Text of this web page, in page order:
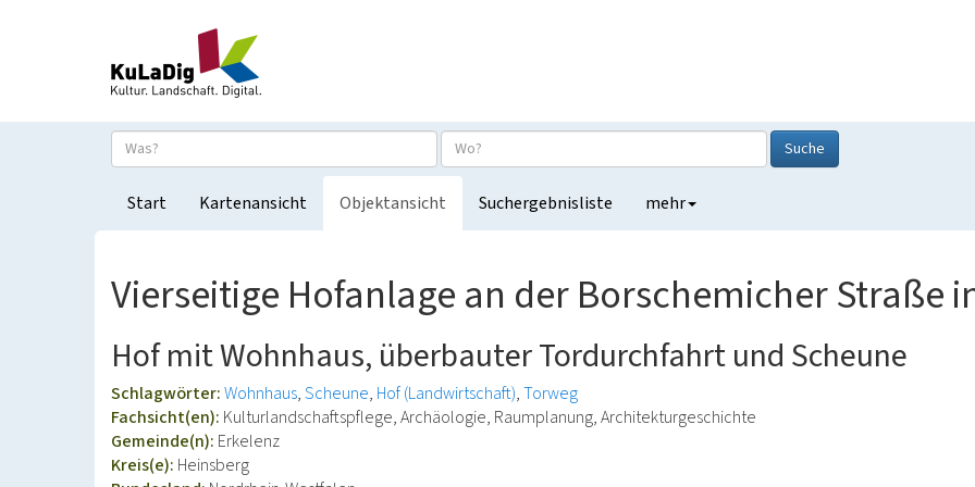
Suche
Start Kartenansicht Objektansicht Suchergebnisliste mehr
Vierseitige Hofanlage an der Borschemicher Straße
Hof mit Wohnhaus, überbauter Tordurchfahrt und Scheune
Schlagwörter:Wohnhaus Scheune Hof (Landwirtschaft) Torweg
Fachsicht(en): Kulturlandschaftspflege, Archäologie, Raumplanung, Architekturgeschichte
Gemeinde(n): Erkelenz
Kreis(e): Heinsberg